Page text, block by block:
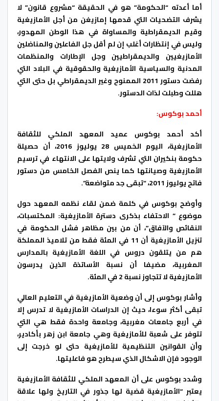
أما أعدته “الحكومة” هو في الحقيقة “مشروع قانون” لا
يشرف التضحيات التي قدمها إمازيغن من أجل الأمازيغية
وقيم الديمقراطية والمساواة في هذا الوطن المهدور،
وليس في إنتظارات أغلب إن لم أقل جل الفاعلين والمناضلين
الأمازيغيين والديمقراطيين وجل الإطارات والمنظمات
المدنية والسياسية الأمازيغية والحقوقية في البلاد التي
رفضت دستور 2011 الممنوح وغير الديمقراطي بل حتى التي
هللت وطبلت لذات الدستور.
أحمد بوكوس:
أكد أحمد بوكوس عميد المعهد الملكي للثقافة
الأمازيغية، اليوم الخميس 28 يوليوز 2016، أن حصيلة
حكومة بنكيران التي تشرف ولايتها على الانتهاء في ترسيم
الأمازيغية وصيانتها كما ينص الفصل الخامس من دستور
فاتح يوليوز 2011، “تبقى جد متواضعة”.
وأوضح بوكوس في كلمة ضمن لقاء نظمه المعهد حول
موضوع ” الاحتفاء بذكرى دسترة الأمازيغية: المكتسبات،
النقائص والآفاق”، أن من بين مظاهر فشل الحكومة في
تنزيل الأمازيغية أن 11 في المئة فقط من تلاميذ المملكة
هم من يتلقون دروس في اللغة الأمازيغية بالمدارس
المغربية، مضيفا أن نسبة الأساتذة الذين يدرسون
الأمازيغية لا تتجاوز نسبة 2 في المئة.
وأشار بوكوس إلى أن وضعية الأمازيغية في التعليم العالي
تبقى أكثر سوءا، حيث إن الدراسات الأمازيغية لا تدرس إلا
في أربع جامعات مغربية، وجامعة واحدة فقط هي التي
تتوفر على شعبة للأمازيغية وهي جامعة ابن زهر بأكادير،
وأن القوانين التنظيمية للأمازيغية حتى لو خرجت إلى
الوجود فإن الاشكال الذي سيطرح هو فاعليتها.
وشدد بوكوس على أن المعهد الملكي للثقافة الأمازيغية
يعتبر “الأمازيغية قضية لها جذور في التاريخ ولها علاقة